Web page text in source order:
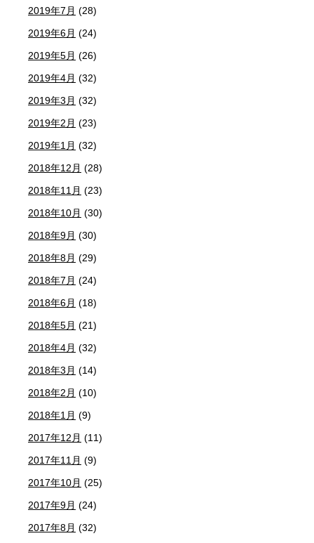
2019年7月 (28)
2019年6月 (24)
2019年5月 (26)
2019年4月 (32)
2019年3月 (32)
2019年2月 (23)
2019年1月 (32)
2018年12月 (28)
2018年11月 (23)
2018年10月 (30)
2018年9月 (30)
2018年8月 (29)
2018年7月 (24)
2018年6月 (18)
2018年5月 (21)
2018年4月 (32)
2018年3月 (14)
2018年2月 (10)
2018年1月 (9)
2017年12月 (11)
2017年11月 (9)
2017年10月 (25)
2017年9月 (24)
2017年8月 (32)